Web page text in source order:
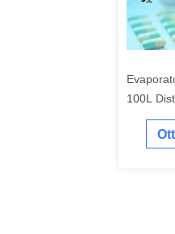
100L
acciaio